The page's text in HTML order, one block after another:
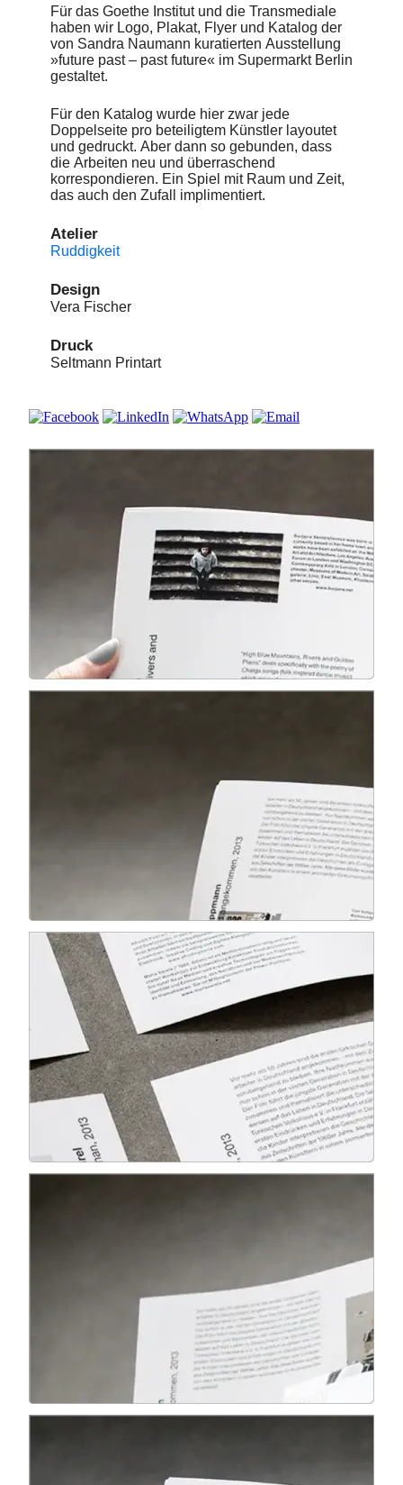
Für das Goethe Institut und die Transmediale
haben wir Logo, Plakat, Flyer und Katalog der
von Sandra Naumann kuratierten Ausstellung
»future past – past future« im Supermarkt Berlin
gestaltet.
Für den Katalog wurde hier zwar jede
Doppelseite pro beteiligtem Künstler layoutet
und gedruckt. Aber dann so gebunden, dass
die Arbeiten neu und überraschend
korrespondieren. Ein Spiel mit Raum und Zeit,
das auch den Zufall implimentiert.
Atelier
Ruddigkeit
Design
Vera Fischer
Druck
Seltmann Printart